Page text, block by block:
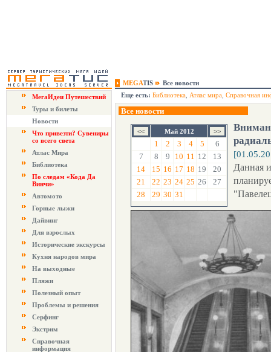
MEGATIS
Все новости
МегаИдеи Путешествий
Туры и билеты
Новости
Что привезти? Сувениры
со всего света
Атлас Мира
Библиотека
По следам «Кода Да
Винчи»
Автомото
Горные лыжи
Дайвинг
Для взрослых
Исторические экскурсы
Кухня народов мира
На выходные
Пляжи
Полезный опыт
Проблемы и решения
Серфинг
Экстрим
Справочная
информация
Еще есть: Библиотека Атлас мира Справочная
Все новости
Май 2012
1 2 3 4 5
6
7
8 9 10 11 12
13
14
15 16 17 18 19
20
21
22 23 24 25 26
27
28
29 30 31
Данная